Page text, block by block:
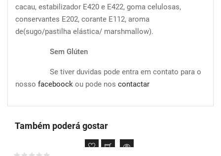
cacau, estabilizador E420 e E422, goma celulosas,
conservantes E202, corante E112, aroma
de(sugo/pastilha elástica/ marshmallow).
Sem Glúten
Se tiver duvidas pode entra em contato para o
nosso faceboock ou pode nos contactar
Também poderá gostar